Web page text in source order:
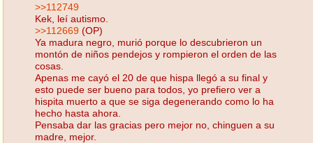
>>112749
Kek, leí autismo.
>>112669 (OP)
Ya madura negro, murió porque lo descubrieron un
montón de niños pendejos y rompieron el orden de las
cosas.
Apenas me cayó el 20 de que hispa llegó a su final y
esto puede ser bueno para todos, yo prefiero ver a
hispita muerto a que se siga degenerando como lo ha
hecho hasta ahora.
Pensaba dar las gracias pero mejor no, chinguen a su
madre, mejor.